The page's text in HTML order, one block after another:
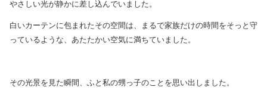
やさしい光が静かに差し込んでいました。
白いカーテンに包まれたその空間は、まるで家族だけの時間をそっと守
っているような、あたたかい空気に満ちていました。
その光景を見た瞬間、ふと私の甥っ子のことを思い出しました。